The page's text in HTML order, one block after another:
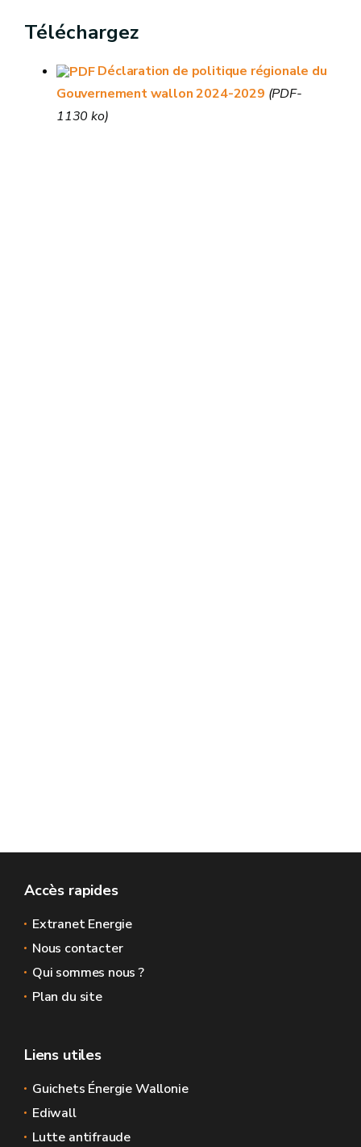
Téléchargez
Déclaration de politique régionale du
Gouvernement wallon 2024-2029 (PDF-
1130 ko)
Accès rapides
Extranet Energie
Nous contacter
Qui sommes nous ?
Plan du site
Liens utiles
Guichets Énergie Wallonie
Ediwall
Lutte antifraude